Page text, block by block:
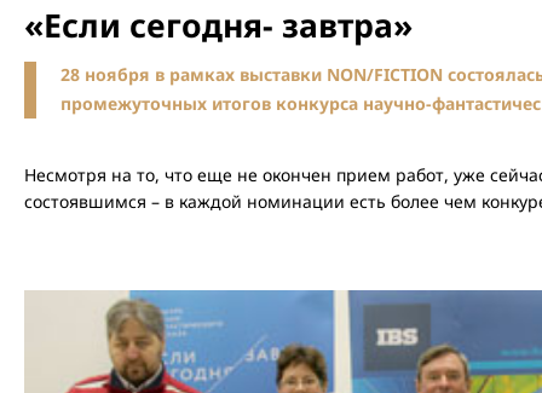
«Если сегодня- завтра»
28 ноября в рамках выставки NON/FICTION
промежуточных итогов конкурса научно-
Несмотря на то, что еще не окончен прием работ, уже
состоявшимся – в каждой номинации есть более чем